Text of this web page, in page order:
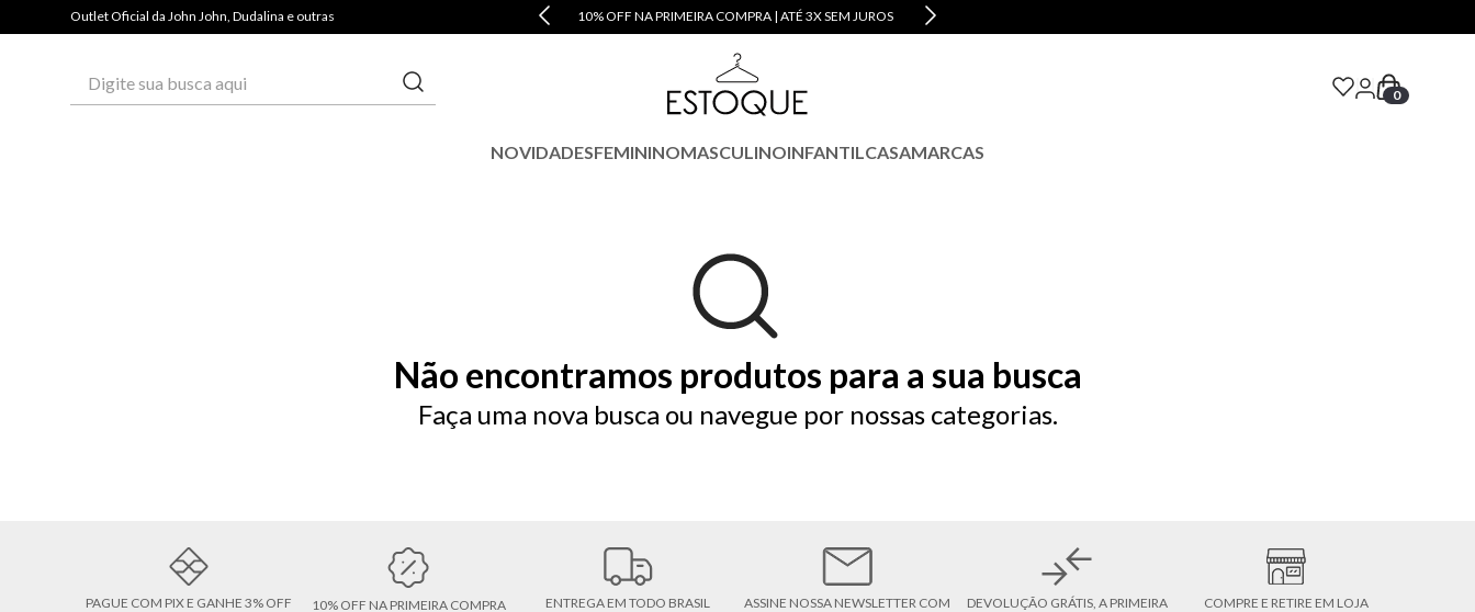
Outlet Oficial da John John, Dudalina e outrasPAGUE COM PIX E GANHE 3% OFF* 10% OFF NA PRIMEIRA COMPRA | ATÉ 3X SEM JUROS
0
NOVIDADESFEMININOMASCULINOINFANTILCASAMARCAS
Não encontramos produtos para a sua busca
Faça uma nova busca ou navegue por nossas categorias.
PAGUE COM PIX E GANHE 3% OFF
10% OFF NA PRIMEIRA COMPRA
ENTREGA EM TODO BRASIL
ASSINE NOSSA NEWSLETTER COM
DEVOLUÇÃO GRÁTIS, A PRIMEIRA
COMPRE E RETIRE EM LOJA